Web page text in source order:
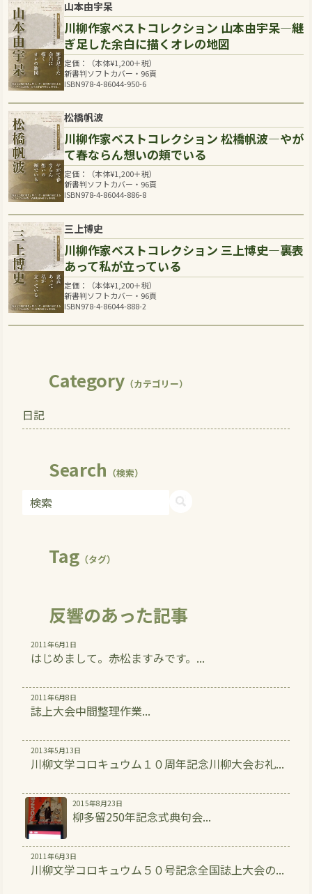
山本由宇呆
川柳作家ベストコレクション 山本由宇呆―継
ぎ足した余白に描くオレの地図
定価：（本体¥1,200＋税）
新書判ソフトカバー・96頁
ISBN978-4-86044-950-6
松橋帆波
川柳作家ベストコレクション 松橋帆波―やが
て春ならん想いの頬でいる
定価：（本体¥1,200＋税）
新書判ソフトカバー・96頁
ISBN978-4-86044-886-8
三上博史
川柳作家ベストコレクション 三上博史―裏表
あって私が立っている
定価：（本体¥1,200＋税）
新書判ソフトカバー・96頁
ISBN978-4-86044-888-2
Category （カテゴリー）
日記
Search （検索）
Tag（タグ）
反響のあった記事
2011年6月1日
はじめまして。赤松ますみです。...
2011年6月8日
誌上大会中間整理作業...
2013年5月13日
川柳文学コロキュウム１０周年記念川柳大会お礼...
2015年8月23日
柳多留250年記念式典句会...
2011年6月3日
川柳文学コロキュウム５０号記念全国誌上大会の...